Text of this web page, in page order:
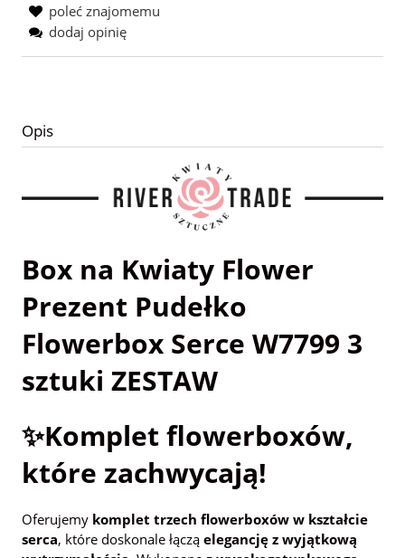
poleć znajomemu
dodaj opinię
Opis
Box na Kwiaty Flower
Prezent Pudełko
Flowerbox Serce W7799 3
sztuki ZESTAW
✨Komplet flowerboxów,
które zachwycają!
Oferujemy komplet trzech flowerboxów w kształcie
serca, które doskonale łączą elegancję z wyjątkową